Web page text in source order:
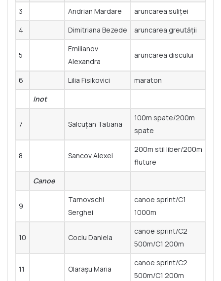
3
Andrian Mardare
aruncarea suliței
4
Dimitriana Bezede aruncarea greutății
5
Emilianov
Alexandra
aruncarea discului
6 Lilia Fisikovici
maraton
Inot
7 Salcuțan Tatiana
100m spate/200m
spate
8 Sancov Alexei
200m stil liber/200m
fluture
Canoe
9
Tarnovschi
Serghei
canoe sprint/C1
1000m
10 Cociu Daniela
canoe sprint/C2
500m/C1 200m
11 Olarașu Maria
canoe sprint/C2
500m/C1 200m